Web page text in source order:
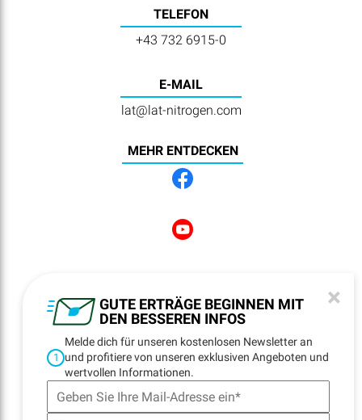
GUTE ERTRÄGE BEGINNEN MIT
DEN BESSEREN INFOS
×
1
Melde dich für unseren kostenlosen Newsletter an
und profitiere von unseren exklusiven Angeboten und
wertvollen Informationen.
TELEFON
+43 732 6915-0
E-MAIL
lat@lat-nitrogen.com
MEHR ENTDECKEN
REGISTRATION
NAVIGATION
Startseite
Standorte